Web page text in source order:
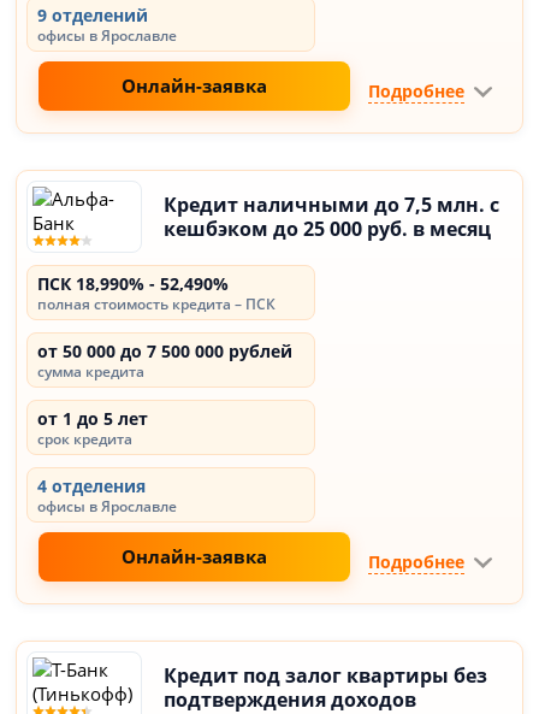
9 отделений
офисы в Ярославле
Онлайн-заявка Подробнее
Кредит наличными до 7,5 млн. с
кешбэком до 25 000 руб. в месяц
ПСК 18,990% - 52,490%
полная стоимость кредита – ПСК
от 50 000 до 7 500 000 рублей
сумма кредита
от 1 до 5 лет
срок кредита
4 отделения
офисы в Ярославле
Онлайн-заявка Подробнее
Кредит под залог квартиры без
подтверждения доходов